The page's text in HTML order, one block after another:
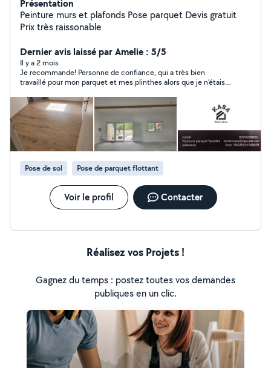
Présentation
Peinture murs et plafonds Pose parquet Devis gratuit
Prix très raissonable
Dernier avis laissé par Amelie : 5/5
Il y a 2 mois
Je recommande! Personne de confiance, qui a très bien
travaillé pour mon parquet et mes plinthes alors que je n’étais
Pose de sol Pose de parquet flottant
Voir le profil Contacter
Réalisez vos Projets !
Gagnez du temps : postez toutes vos demandes
publiques en un clic.